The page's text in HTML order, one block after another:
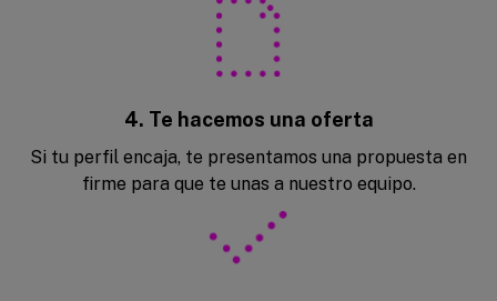
4. Te hacemos una oferta
Si tu perfil encaja, te presentamos una propuesta en
firme para que te unas a nuestro equipo.